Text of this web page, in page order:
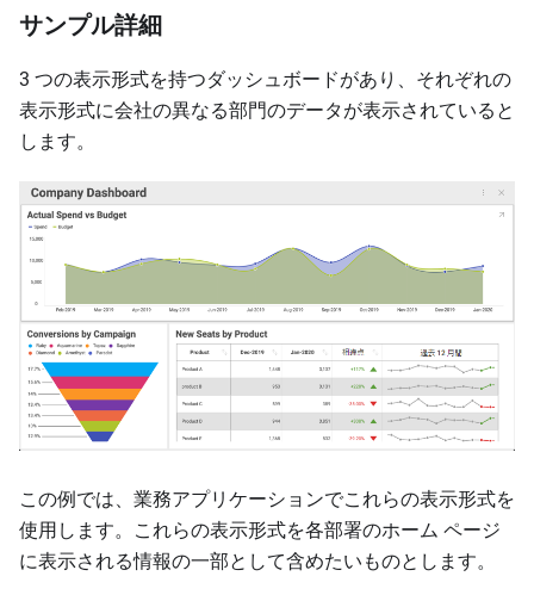
サンプル詳細
3 つの表示形式を持つダッシュボードがあり、それぞれの
表示形式に会社の異なる部門のデータが表示されていると
します。
この例では、業務アプリケーションでこれらの表示形式を
使用します。これらの表示形式を各部署のホーム ページ
に表示される情報の一部として含めたいものとします。